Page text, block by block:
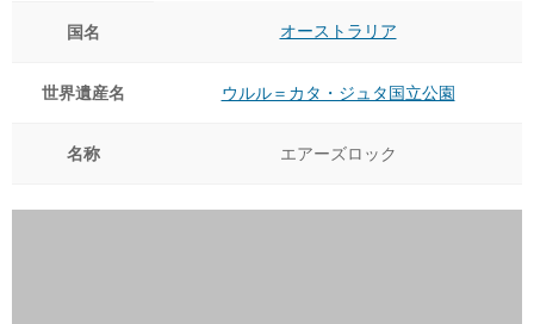
国名 オーストラリア
世界遺産名 ウルル＝カタ・ジュタ国立公園
名称 エアーズロック